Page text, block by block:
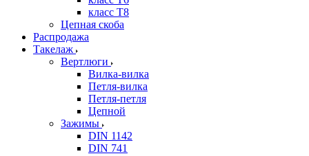
класс Т8
Цепная скоба
Распродажа
Такелаж
Вертлюги
Вилка-вилка
Петля-вилка
Петля-петля
Цепной
Зажимы
DIN 1142
DIN 741